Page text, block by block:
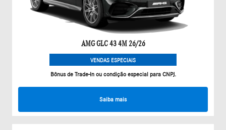
AMG GLC 43 4M 26/26
VENDAS ESPECIAIS
Bônus de Trade-In ou condição especial para CNPJ.
Saiba mais